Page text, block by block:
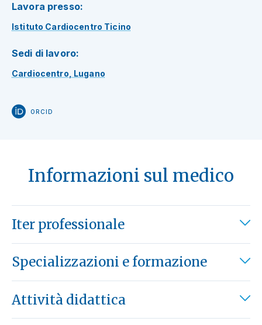
Lavora presso:
Istituto Cardiocentro Ticino
Sedi di lavoro:
Cardiocentro, Lugano
ORCID
Informazioni sul medico
Iter professionale
Specializzazioni e formazione
Attività didattica